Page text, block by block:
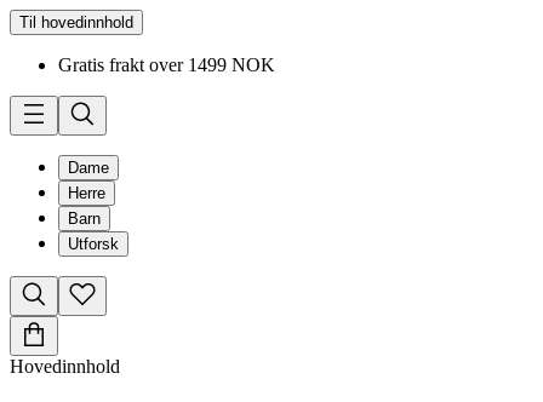
Til hovedinnhold
Gratis frakt over 1499 NOK
Dame
Herre
Barn
Utforsk
Hovedinnhold